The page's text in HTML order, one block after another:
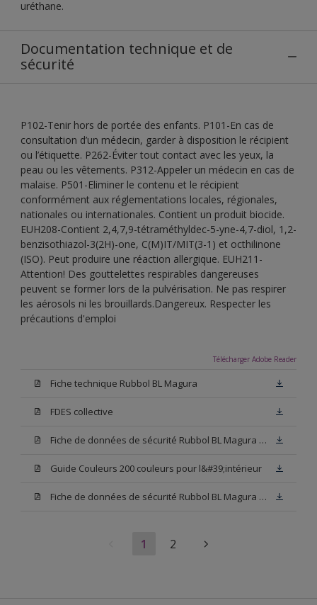
uréthane.
Documentation technique et de
sécurité
P102-Tenir hors de portée des enfants. P101-En cas de
consultation d’un médecin, garder à disposition le récipient
ou l’étiquette. P262-Éviter tout contact avec les yeux, la
peau ou les vêtements. P312-Appeler un médecin en cas de
malaise. P501-Eliminer le contenu et le récipient
conformément aux réglementations locales, régionales,
nationales ou internationales. Contient un produit biocide.
EUH208-Contient 2,4,7,9-tétraméthyldec-5-yne-4,7-diol, 1,2-
benzisothiazol-3(2H)-one, C(M)IT/MIT(3-1) et octhilinone
(ISO). Peut produire une réaction allergique. EUH211-
Attention! Des gouttelettes respirables dangereuses
peuvent se former lors de la pulvérisation. Ne pas respirer
les aérosols ni les brouillards.Dangereux. Respecter les
précautions d'emploi
Télécharger Adobe Reader
Fiche technique Rubbol BL Magura
FDES collective
Fiche de données de sécurité Rubbol BL Magura Blanc
Guide Couleurs 200 couleurs pour l&#39;intérieur
Fiche de données de sécurité Rubbol BL Magura Base N00
1 2